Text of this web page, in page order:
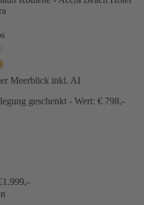
Meerblick inkl. AI
geschenkt - Wert: € 798,-
1.999,-